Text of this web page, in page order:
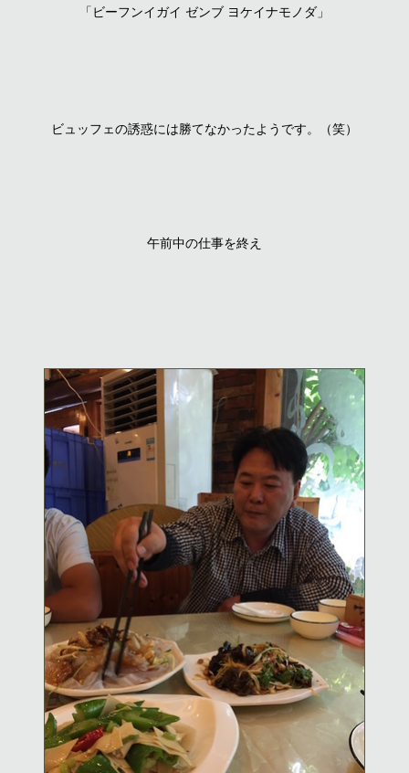
「ビーフンイガイ ゼンブ ヨケイナモノダ」
ビュッフェの誘惑には勝てなかったようです。（笑）
午前中の仕事を終え